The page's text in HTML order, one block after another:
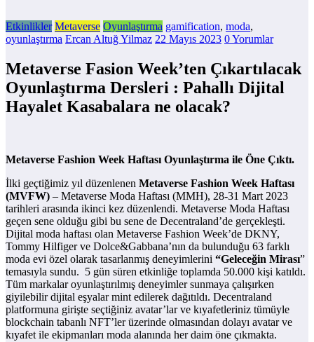
Etkinlikler Metaverse Oyunlaştırma gamification, moda,
oyunlaştırma Ercan Altuğ Yilmaz 22 Mayıs 2023 0 Yorumlar
Metaverse Fasion Week’ten Çıkartılacak
Oyunlaştırma Dersleri : Pahallı Dijital
Hayalet Kasabalara ne olacak?
Metaverse Fashion Week Haftası Oyunlaştırma ile Öne Çıktı.
İlki geçtiğimiz yıl düzenlenen Metaverse Fashion Week Haftası
(MVFW) – Metaverse Moda Haftası (MMH), 28-31 Mart 2023
tarihleri arasında ikinci kez düzenlendi. Metaverse Moda Haftası
geçen sene olduğu gibi bu sene de Decentraland’de gerçekleşti.
Dijital moda haftası olan Metaverse Fashion Week’de DKNY,
Tommy Hilfiger ve Dolce&Gabbana’nın da bulunduğu 63 farklı
moda evi özel olarak tasarlanmış deneyimlerini “Geleceğin Mirası”
temasıyla sundu. 5 gün süren etkinliğe toplamda 50.000 kişi katıldı.
Tüm markalar oyunlaştırılmış deneyimler sunmaya çalışırken
giyilebilir dijital eşyalar mint edilerek dağıtıldı. Decentraland
platformuna girişte seçtiğiniz avatar’lar ve kıyafetleriniz tümüyle
blockchain tabanlı NFT’ler üzerinde olmasından dolayı avatar ve
kıyafet ile ekipmanları moda alanında her daim öne çıkmakta.